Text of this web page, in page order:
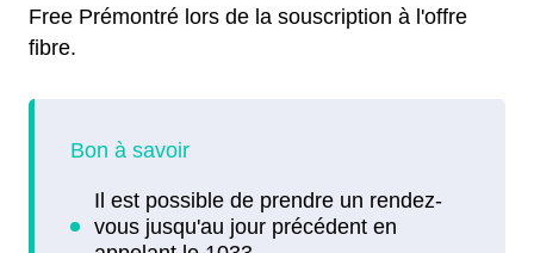
Free Prémontré lors de la souscription à l'offre
fibre.